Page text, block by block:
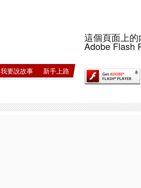
這個頁面上
Adobe Flash
我要說故事 新手上路